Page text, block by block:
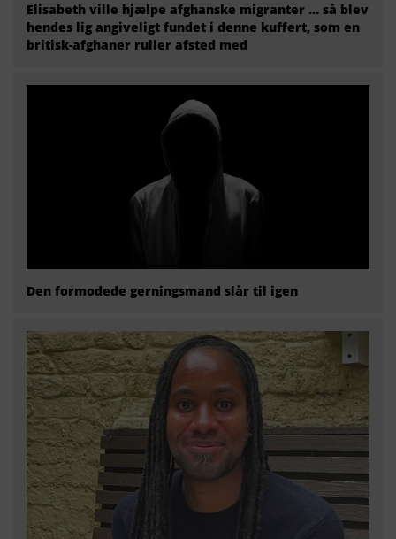
Elisabeth ville hjælpe afghanske migranter … så blev
hendes lig angiveligt fundet i denne kuffert, som en
britisk-afghaner ruller afsted med
Den formodede gerningsmand slår til igen